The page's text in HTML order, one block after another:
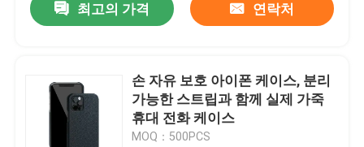
최고의 가격 연락처
손 자유 보호 아이폰 케이스, 분리
가능한 스트립과 함께 실제 가죽
휴대 전화 케이스
MOQ：500PCS